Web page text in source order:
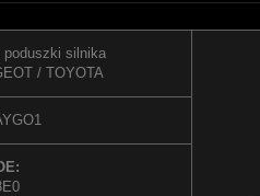
poduszki silnika
/ TOYOTA